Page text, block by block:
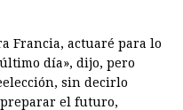
Francia, actuaré para lo
día», dijo, pero
sin decirlo
el futuro,